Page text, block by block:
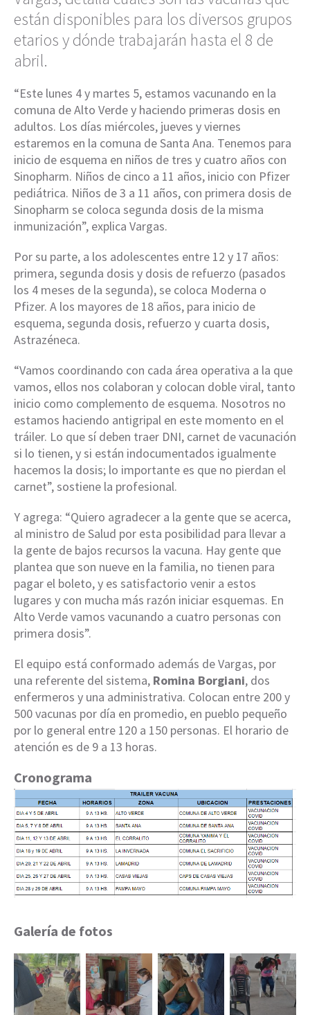
están disponibles para los diversos grupos
etarios y dónde trabajarán hasta el 8 de
abril.
“Este lunes 4 y martes 5, estamos vacunando en la
comuna de Alto Verde y haciendo primeras dosis en
adultos. Los días miércoles, jueves y viernes
estaremos en la comuna de Santa Ana. Tenemos para
inicio de esquema en niños de tres y cuatro años con
Sinopharm. Niños de cinco a 11 años, inicio con Pfizer
pediátrica. Niños de 3 a 11 años, con primera dosis de
Sinopharm se coloca segunda dosis de la misma
inmunización”, explica Vargas.
Por su parte, a los adolescentes entre 12 y 17 años:
primera, segunda dosis y dosis de refuerzo (pasados
los 4 meses de la segunda), se coloca Moderna o
Pfizer. A los mayores de 18 años, para inicio de
esquema, segunda dosis, refuerzo y cuarta dosis,
Astrazéneca.
“Vamos coordinando con cada área operativa a la que
vamos, ellos nos colaboran y colocan doble viral, tanto
inicio como complemento de esquema. Nosotros no
estamos haciendo antigripal en este momento en el
tráiler. Lo que sí deben traer DNI, carnet de vacunación
si lo tienen, y si están indocumentados igualmente
hacemos la dosis; lo importante es que no pierdan el
carnet”, sostiene la profesional.
Y agrega: “Quiero agradecer a la gente que se acerca,
al ministro de Salud por esta posibilidad para llevar a
la gente de bajos recursos la vacuna. Hay gente que
plantea que son nueve en la familia, no tienen para
pagar el boleto, y es satisfactorio venir a estos
lugares y con mucha más razón iniciar esquemas. En
Alto Verde vamos vacunando a cuatro personas con
primera dosis”.
El equipo está conformado además de Vargas, por
una referente del sistema, Romina Borgiani, dos
enfermeros y una administrativa. Colocan entre 200 y
500 vacunas por día en promedio, en pueblo pequeño
por lo general entre 120 a 150 personas. El horario de
atención es de 9 a 13 horas.
Cronograma
Galería de fotos